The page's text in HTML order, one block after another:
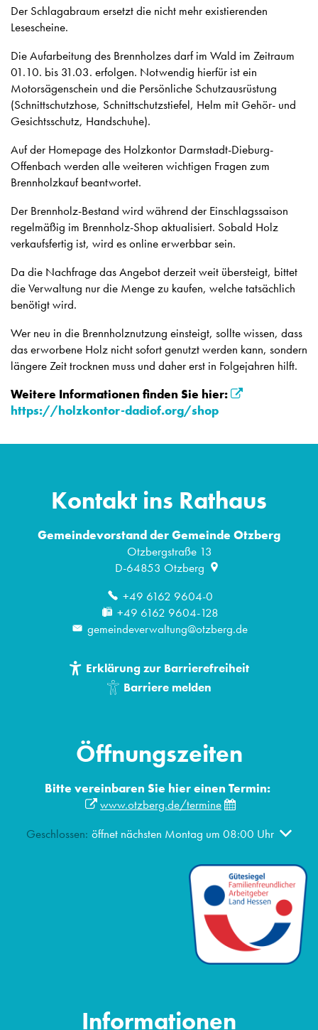
Der Schlagabraum ersetzt die nicht mehr existierenden
Lesescheine.
Die Aufarbeitung des Brennholzes darf im Wald im Zeitraum
01.10. bis 31.03. erfolgen. Notwendig hierfür ist ein
Motorsägenschein und die Persönliche Schutzausrüstung
(Schnittschutzhose, Schnittschutzstiefel, Helm mit Gehör- und
Gesichtsschutz, Handschuhe).
Auf der Homepage des Holzkontor Darmstadt-Dieburg-
Offenbach werden alle weiteren wichtigen Fragen zum
Brennholzkauf beantwortet.
Der Brennholz-Bestand wird während der Einschlagssaison
regelmäßig im Brennholz-Shop aktualisiert. Sobald Holz
verkaufsfertig ist, wird es online erwerbbar sein.
Da die Nachfrage das Angebot derzeit weit übersteigt, bittet
die Verwaltung nur die Menge zu kaufen, welche tatsächlich
benötigt wird.
Wer neu in die Brennholznutzung einsteigt, sollte wissen, dass
das erworbene Holz nicht sofort genutzt werden kann, sondern
längere Zeit trocknen muss und daher erst in Folgejahren hilft.
Weitere Informationen finden Sie hier:
https://holzkontor-dadiof.org/shop
Kontakt ins Rathaus
Gemeindevorstand der Gemeinde Otzberg
Otzbergstraße 13
D-64853 Otzberg
+49 6162 9604-0
+49 6162 9604-128
gemeindeverwaltung@otzberg.de
Erklärung zur Barrierefreiheit
Barriere melden
Öffnungszeiten
Bitte vereinbaren Sie hier einen Termin:
www.otzberg.de/termine
Klicken, um weitere Öffnungs- oder Schließzeiten
Geschlossen: öffnet nächsten Montag um 08:00 Uhr
Informationen